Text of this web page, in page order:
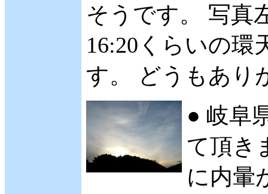
そうです。 写真
16:20くらいの環
す。 どうもあり
● 岐阜
て頂き
に内暈